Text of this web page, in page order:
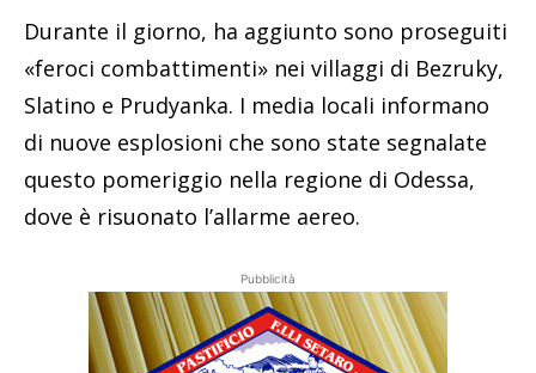
Durante il giorno, ha aggiunto sono proseguiti
«feroci combattimenti» nei villaggi di Bezruky,
Slatino e Prudyanka. I media locali informano
di nuove esplosioni che sono state segnalate
questo pomeriggio nella regione di Odessa,
dove è risuonato l’allarme aereo.
Pubblicità